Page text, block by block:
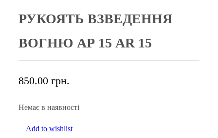
РУКОЯТЬ ВЗВЕДЕННЯ
ВОГНЮ АР 15 AR 15
850.00 грн.
Немає в наявності
Add to wishlist